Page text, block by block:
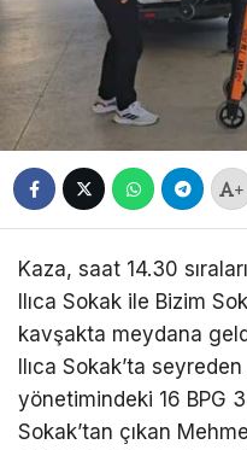
+
Kaza, saat 14.30
Ilıca Sokak ile Bizim
kavşakta meydana
Ilıca Sokak’ta
yönetimindeki 16 BPG
Sokak’tan çıkan